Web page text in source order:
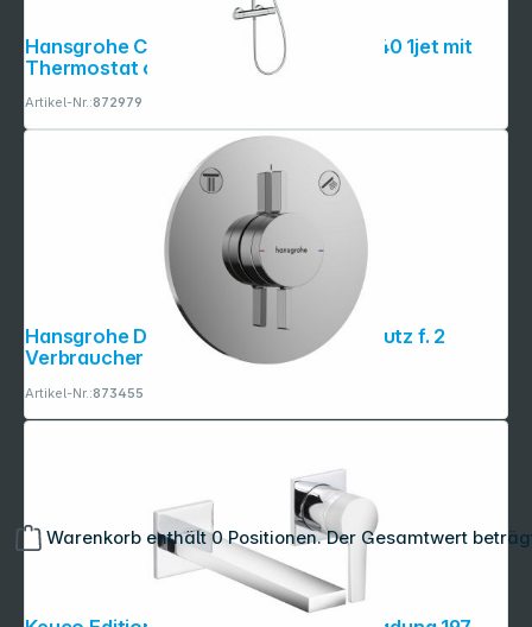
Warenkorb enthält 0 Positionen. Der Gesamtwert
Hansgrohe Crometta S Showerpipe 240 1jet mit
Thermostat chrom
Artikel-Nr.:872979
Hansgrohe DuoTurn S Mischer Unterputz f. 2
Verbraucher chrom
Artikel-Nr.:873455